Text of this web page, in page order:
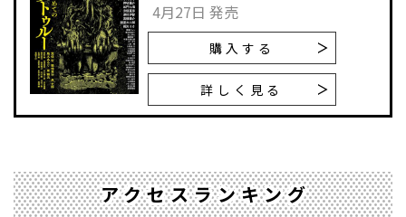
4月27日 発売
購入する
詳しく見る
アクセスランキング